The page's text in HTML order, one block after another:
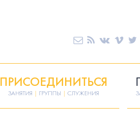
ПРИСОЕДИНИТЬСЯ
ЗАНЯТИЯ | ГРУППЫ | СЛУЖЕНИЯ